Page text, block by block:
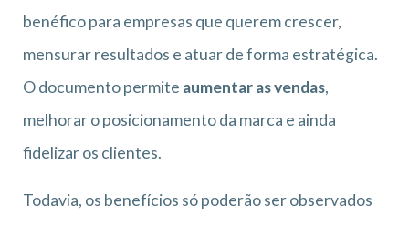
benéfico para empresas que querem crescer,
mensurar resultados e atuar de forma estratégica.
O documento permite aumentar as vendas,
melhorar o posicionamento da marca e ainda
fidelizar os clientes.
Todavia, os benefícios só poderão ser observados